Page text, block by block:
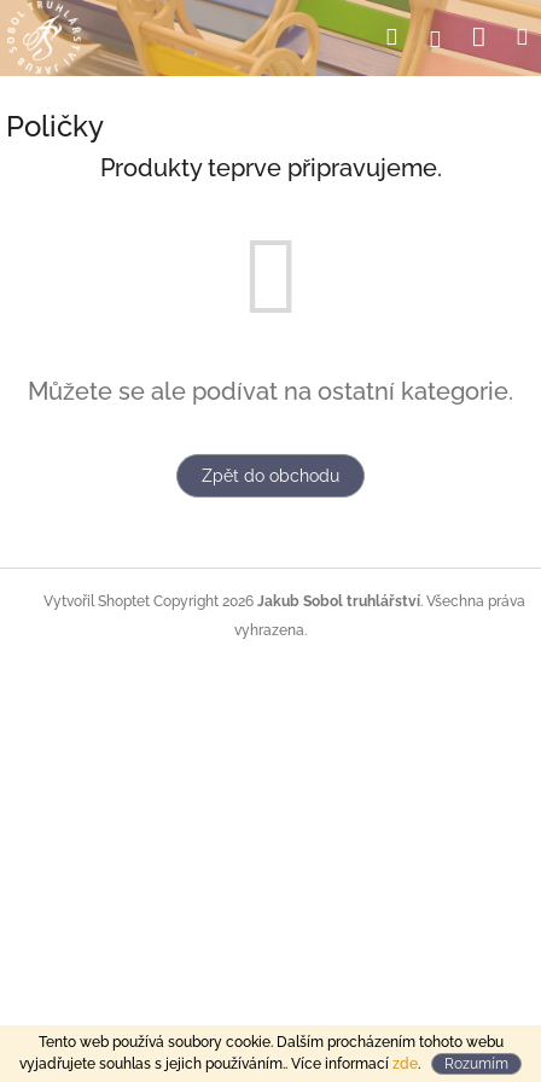
Tento web používá soubory cookie. Dalším procházením tohoto webu
vyjadřujete souhlas s jejich používáním.. Více informací zde. Rozumím
Přejít
na
obsah
HledatPřihlášení
Poličky
Produkty teprve připravujeme.
Můžete se ale podívat na ostatní kategorie.
Zpět do obchodu
Vytvořil Shoptet Copyright 2026Jakub Sobol truhlářství. Všechna práva
vyhrazena.